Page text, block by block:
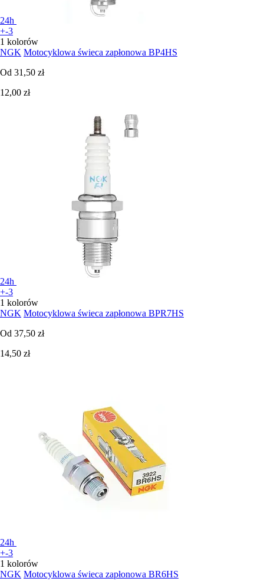
24h
+-3
1 kolorów
NGK Motocyklowa świeca zapłonowa BP4HS
Od 31,50 zł
12,00 zł
24h
+-3
1 kolorów
NGK Motocyklowa świeca zapłonowa BPR7HS
Od 37,50 zł
14,50 zł
24h
+-3
1 kolorów
NGK Motocyklowa świeca zapłonowa BR6HS